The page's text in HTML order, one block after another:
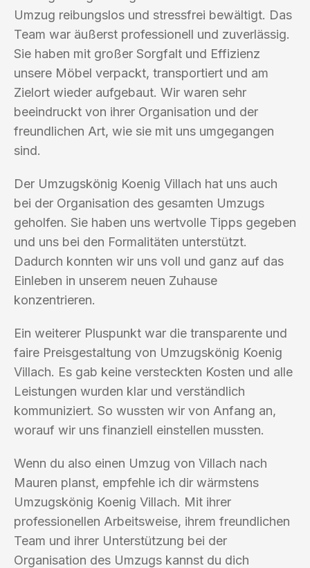
Umzug reibungslos und stressfrei bewältigt. Das
Team war äußerst professionell und zuverlässig.
Sie haben mit großer Sorgfalt und Effizienz
unsere Möbel verpackt, transportiert und am
Zielort wieder aufgebaut. Wir waren sehr
beeindruckt von ihrer Organisation und der
freundlichen Art, wie sie mit uns umgegangen
sind.
Der Umzugskönig Koenig Villach hat uns auch
bei der Organisation des gesamten Umzugs
geholfen. Sie haben uns wertvolle Tipps gegeben
und uns bei den Formalitäten unterstützt.
Dadurch konnten wir uns voll und ganz auf das
Einleben in unserem neuen Zuhause
konzentrieren.
Ein weiterer Pluspunkt war die transparente und
faire Preisgestaltung von Umzugskönig Koenig
Villach. Es gab keine versteckten Kosten und alle
Leistungen wurden klar und verständlich
kommuniziert. So wussten wir von Anfang an,
worauf wir uns finanziell einstellen mussten.
Wenn du also einen Umzug von Villach nach
Mauren planst, empfehle ich dir wärmstens
Umzugskönig Koenig Villach. Mit ihrer
professionellen Arbeitsweise, ihrem freundlichen
Team und ihrer Unterstützung bei der
Organisation des Umzugs kannst du dich